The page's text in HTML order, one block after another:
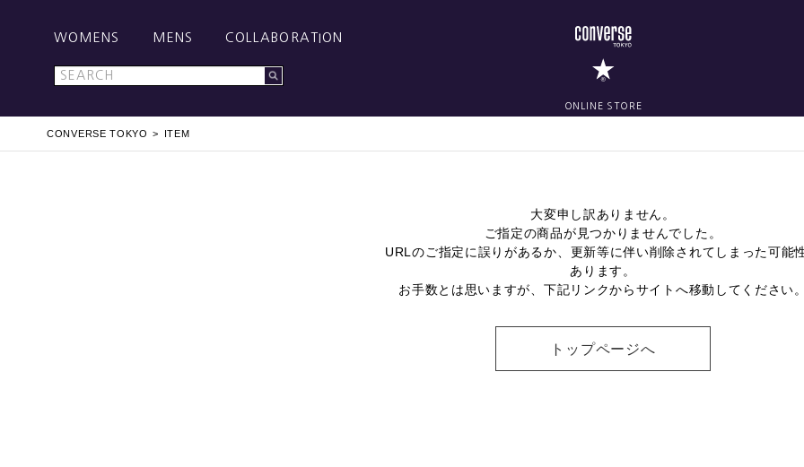
WOMENS MENS COLLABORATION
ONLINE STORE
CONVERSE TOKYO ITEM
大変申し訳ありません。
ご指定の商品が見つかりませんでした。
URLのご指定に誤りがあるか、更新等に伴い削除されてしまった可能
あります。
お手数とは思いますが、下記リンクからサイトへ移動してください。
トップページへ